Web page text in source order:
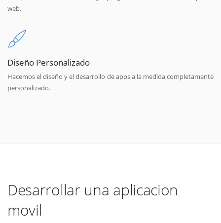
web.
Diseño Personalizado
Hacemos el diseño y el desarrollo de apps a la medida completamente
personalizado.
Desarrollar una aplicacion
movil